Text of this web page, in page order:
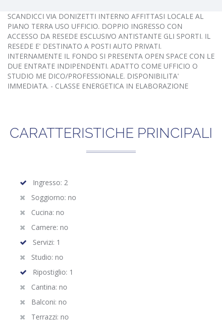
SCANDICCI VIA DONIZETTI INTERNO AFFITTASI LOCALE AL
PIANO TERRA USO UFFICIO. DOPPIO INGRESSO CON
ACCESSO DA RESEDE ESCLUSIVO ANTISTANTE GLI SPORTI. IL
RESEDE E' DESTINATO A POSTI AUTO PRIVATI.
INTERNAMENTE IL FONDO SI PRESENTA OPEN SPACE CON LE
DUE ENTRATE INDIPENDENTI. ADATTO COME UFFICIO O
STUDIO ME DICO/PROFESSIONALE. DISPONIBILITA'
IMMEDIATA. - CLASSE ENERGETICA IN ELABORAZIONE
CARATTERISTICHE PRINCIPALI
Ingresso: 2
Soggiorno: no
Cucina: no
Camere: no
Servizi: 1
Studio: no
Ripostiglio: 1
Cantina: no
Balconi: no
Terrazzi: no